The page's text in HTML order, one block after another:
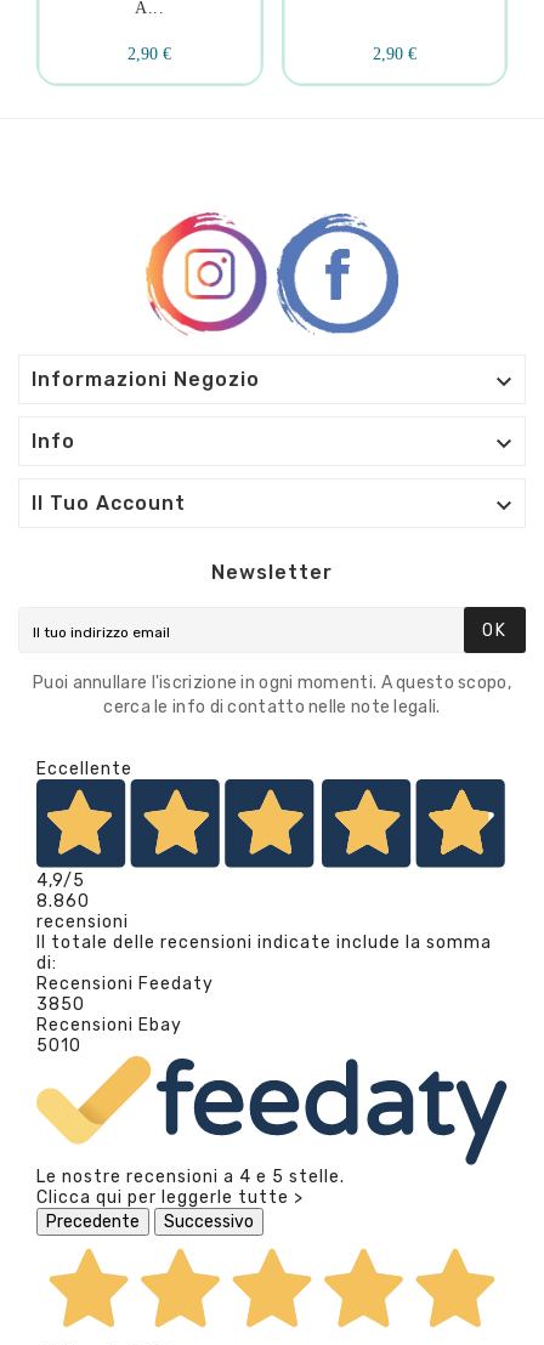
A...
2,90 € 2,90 €
Informazioni Negozio 
Info 
Il Tuo Account 
Newsletter
OK
Puoi annullare l'iscrizione in ogni momenti. A questo scopo,
cerca le info di contatto nelle note legali.
Eccellente
4,9/5
8.860
recensioni
Il totale delle recensioni indicate include la somma
di:
Recensioni Feedaty
3850
Recensioni Ebay
5010
Le nostre recensioni a 4 e 5 stelle.
Clicca qui per leggerle tutte >
Precedente
Successivo